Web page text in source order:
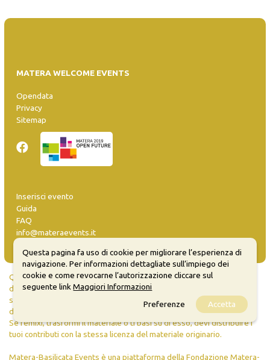
MATERA WELCOME EVENTS
Opendata
Privacy
Sitemap
Inserisci evento
Guida
FAQ
info@materaevents.it
Quanto realizzato è sottoposto a licenza CC-BY-SA che permette di
distribuire, modificare, creare opere derivate dall'originale, anche a
scopi commerciali, a condizione che venga riconosciuta la paternità
dell'opera all'autore.
Se remixi, trasformi il materiale o ti basi su di esso, devi distribuire i
tuoi contributi con la stessa licenza del materiale originario.
Matera-Basilicata Events è una piattaforma della Fondazione Matera-
Questa pagina fa uso di cookie per migliorare l’esperienza di
navigazione. Per informazioni dettagliate sull’impiego dei
cookie e come revocarne l’autorizzazione cliccare sul
seguente linkMaggiori Informazioni
Preferenze
Accetta